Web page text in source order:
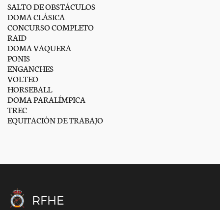
SALTO DE OBSTÁCULOS
DOMA CLÁSICA
CONCURSO COMPLETO
RAID
DOMA VAQUERA
PONIS
ENGANCHES
VOLTEO
HORSEBALL
DOMA PARALÍMPICA
TREC
EQUITACIÓN DE TRABAJO
RFHE